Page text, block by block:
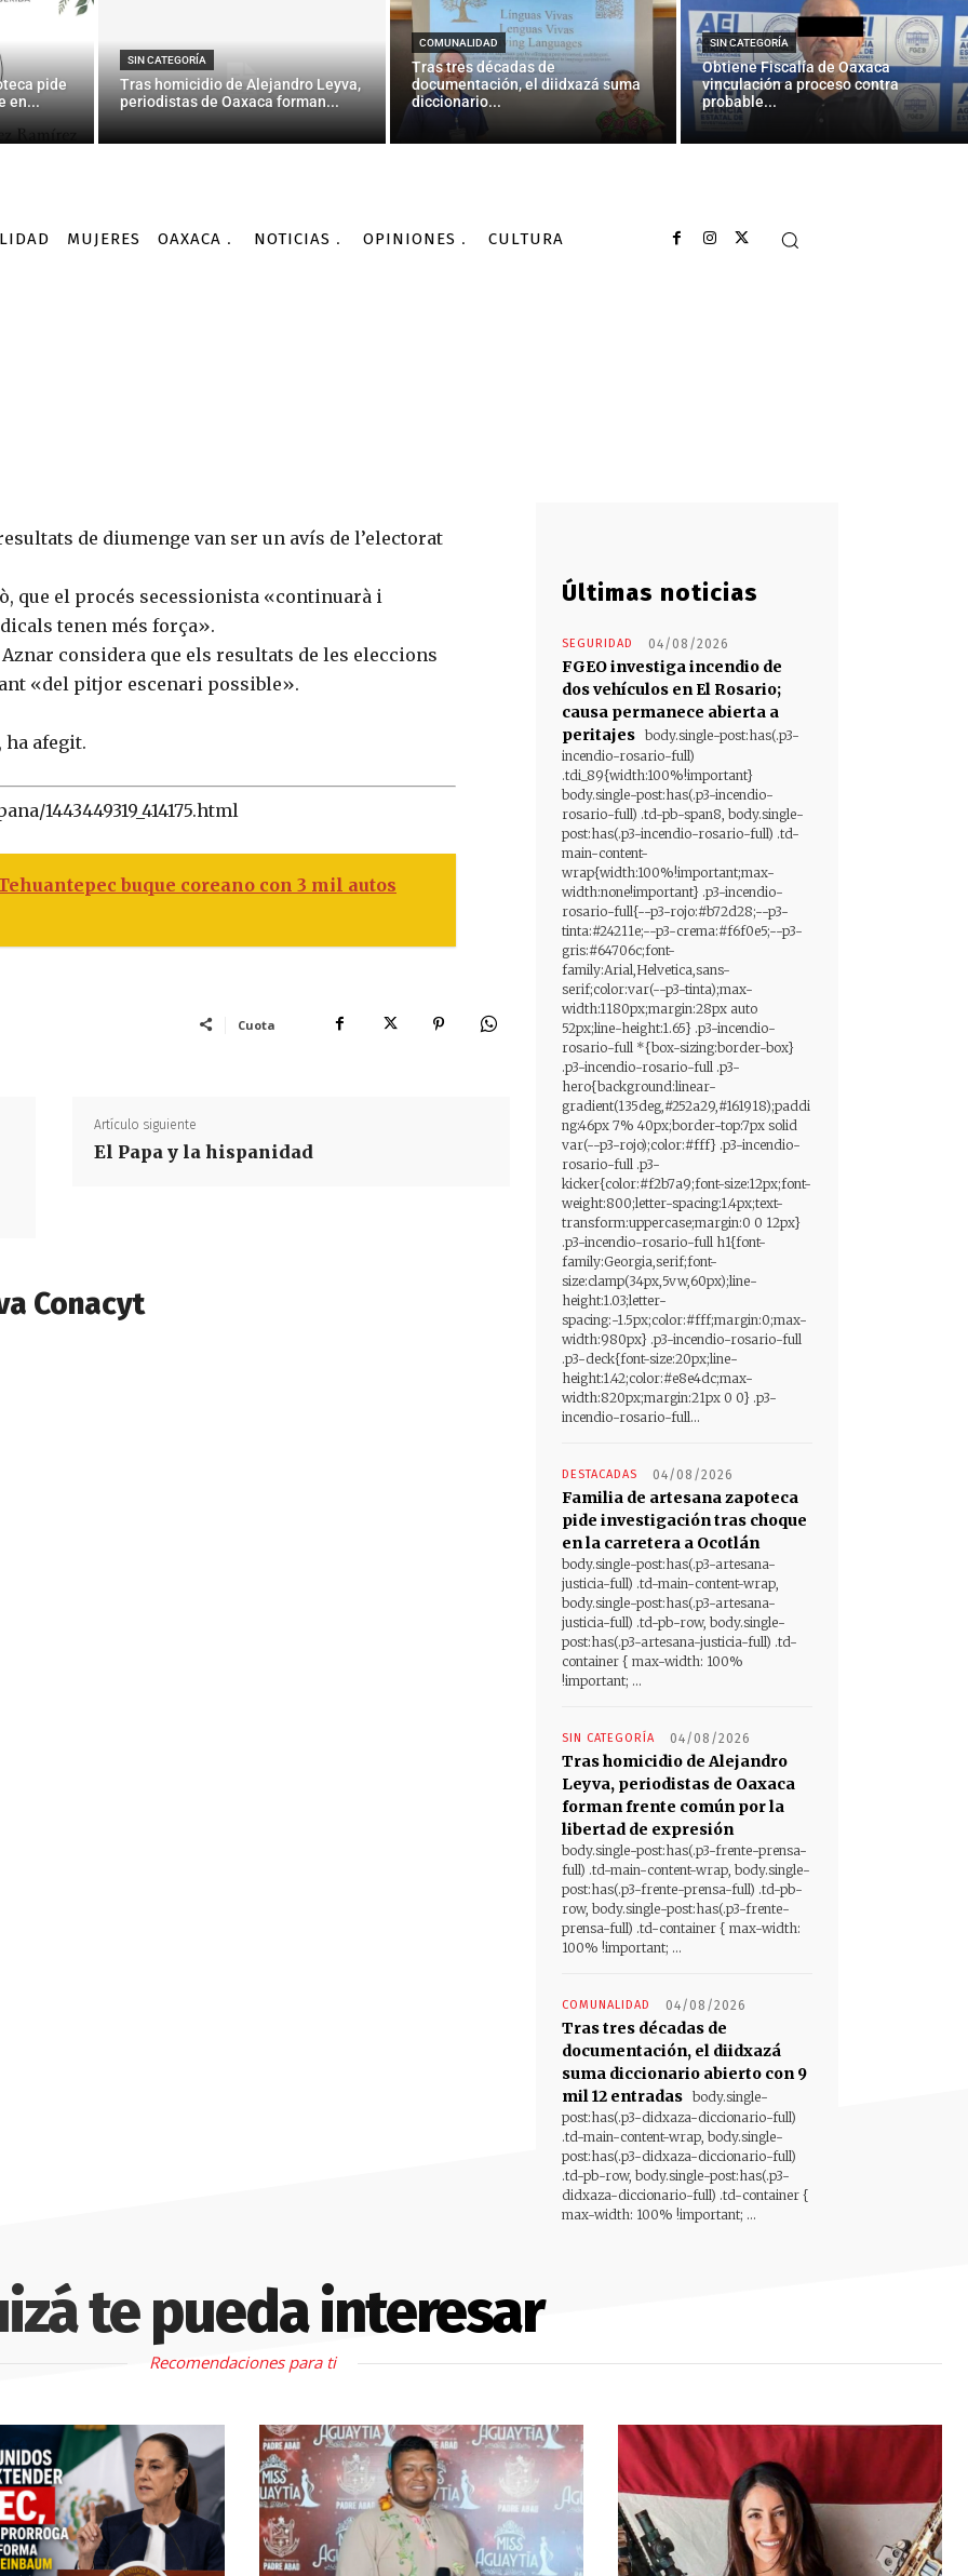
pide
en...
SIN CATEGORÍA
Tras homicidio de Alejandro Leyva,
periodistas de Oaxaca forman...
COMUNALIDAD
Tras tres décadas de
documentación, el diidxazá suma
diccionario...
SIN CATEGORÍA
Obtiene Fiscalía de Oaxaca
vinculación a proceso contra
probable...
MUJERES OAXACA NOTICIAS OPINIONES CULTURA
del PP i no es pot ignorar”
AGENCIA INFORMATIVA CONACYT - 29/09/2015
de diumenge van ser un avís de l’electorat
que el procés secessionista «continuarà i
tenen més força».
considera que els resultats de les eleccions
«del pitjor escenari possible».
ha afegit.
1443449319_414175.html
buque coreano con 3 mil autos
Cuota
Artículo siguiente
El Papa y la hispanidad
Conacyt
Últimas noticias
SEGURIDAD 04/08/2026
FGEO investiga incendio de
dos vehículos en El Rosario;
causa permanece abierta a
peritajes body.single-post:has(.p3-
incendio-rosario-full)
.tdi_89{width:100%!important}
body.single-post:has(.p3-incendio-
rosario-full) .td-pb-span8, body.single-
post:has(.p3-incendio-rosario-full) .td-
main-content-
wrap{width:100%!important;max-
width:none!important} .p3-incendio-
rosario-full{--p3-rojo:#b72d28;--p3-
tinta:#24211e;--p3-crema:#f6f0e5;--p3-
gris:#64706c;font-
family:Arial,Helvetica,sans-
serif;color:var(--p3-tinta);max-
width:1180px;margin:28px auto
52px;line-height:1.65} .p3-incendio-
rosario-full *{box-sizing:border-box}
.p3-incendio-rosario-full .p3-
hero{background:linear-
gradient(135deg,#252a29,#161918);paddi
ng:46px 7% 40px;border-top:7px solid
var(--p3-rojo);color:#fff} .p3-incendio-
rosario-full .p3-
kicker{color:#f2b7a9;font-size:12px;font-
weight:800;letter-spacing:1.4px;text-
transform:uppercase;margin:0 0 12px}
.p3-incendio-rosario-full h1{font-
family:Georgia,serif;font-
size:clamp(34px,5vw,60px);line-
height:1.03;letter-
spacing:-1.5px;color:#fff;margin:0;max-
width:980px} .p3-incendio-rosario-full
.p3-deck{font-size:20px;line-
height:1.42;color:#e8e4dc;max-
width:820px;margin:21px 0 0} .p3-
incendio-rosario-full...
DESTACADAS 04/08/2026
Familia de artesana zapoteca
pide investigación tras choque
en la carretera a Ocotlán
body.single-post:has(.p3-artesana-
justicia-full) .td-main-content-wrap,
body.single-post:has(.p3-artesana-
justicia-full) .td-pb-row, body.single-
post:has(.p3-artesana-justicia-full) .td-
container { max-width: 100%
!important; ...
SIN CATEGORÍA 04/08/2026
Tras homicidio de Alejandro
Leyva, periodistas de Oaxaca
forman frente común por la
libertad de expresión
body.single-post:has(.p3-frente-prensa-
full) .td-main-content-wrap, body.single-
post:has(.p3-frente-prensa-full) .td-pb-
row, body.single-post:has(.p3-frente-
prensa-full) .td-container { max-width:
100% !important; ...
COMUNALIDAD 04/08/2026
Tras tres décadas de
documentación, el diidxazá
suma diccionario abierto con 9
mil 12 entradas body.single-
post:has(.p3-didxaza-diccionario-full)
.td-main-content-wrap, body.single-
post:has(.p3-didxaza-diccionario-full)
.td-pb-row, body.single-post:has(.p3-
didxaza-diccionario-full) .td-container {
max-width: 100% !important; ...
te pueda interesar
Recomendaciones para ti